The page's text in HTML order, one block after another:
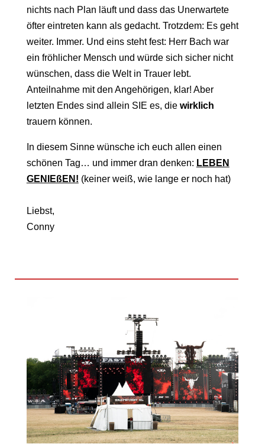
nichts nach Plan läuft und dass das Unerwartete
öfter eintreten kann als gedacht. Trotzdem: Es geht
weiter. Immer. Und eins steht fest: Herr Bach war
ein fröhlicher Mensch und würde sich sicher nicht
wünschen, dass die Welt in Trauer lebt.
Anteilnahme mit den Angehörigen, klar! Aber
letzten Endes sind allein SIE es, die wirklich
trauern können.
In diesem Sinne wünsche ich euch allen einen
schönen Tag… und immer dran denken: LEBEN
GENIEßEN! (keiner weiß, wie lange er noch hat)
Liebst,
Conny